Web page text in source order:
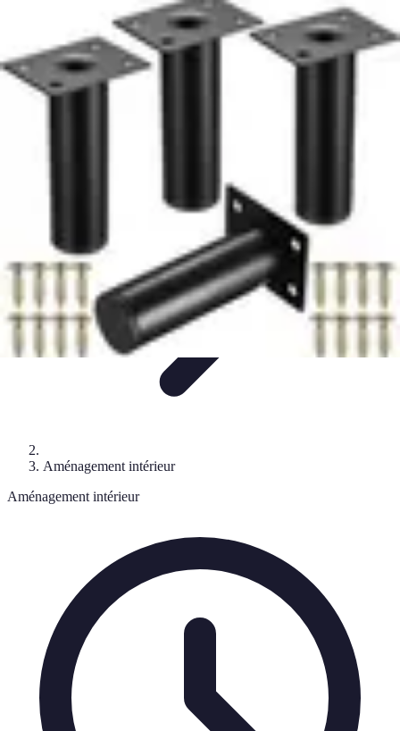
Aménagement intérieurBureauAménagement de
l'espaceMobilier Multifonctions
Mobilier Pratique
Aménagement intérieur
Aménagement intérieur